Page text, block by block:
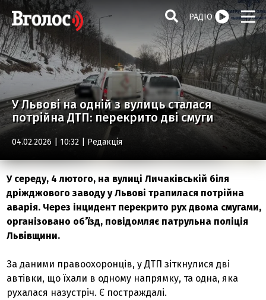
РАДІО
У Львові на одній з вулиць сталася
потрійна ДТП: перекрито дві смуги
04.02.2026 | 10:32 | Редакція
У середу, 4 лютого, на вулиці Личаківській біля
дріжджового заводу у Львові трапилася потрійна
аварія. Через інцидент перекрито рух двома смугами,
організовано об’їзд, повідомляє патрульна поліція
Львівщини.
За даними правоохоронців, у ДТП зіткнулися дві
автівки, що їхали в одному напрямку, та одна, яка
рухалася назустріч. Є постраждалі.